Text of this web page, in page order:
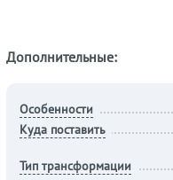
Дополнительные:
Особенности
Куда поставить
Тип трансформации